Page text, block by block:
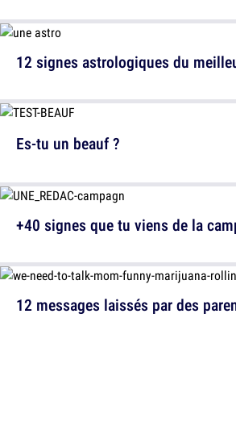
12 signes astrologiques du
12 messages laissés par des
Es-tu un beauf ?
+40 signes que tu viens de la